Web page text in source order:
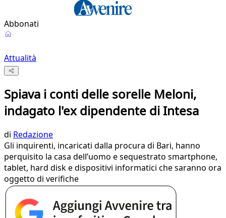
Abbonati
Attualità
Spiava i conti delle sorelle Meloni,
indagato l'ex dipendente di Intesa
di Redazione
Gli inquirenti, incaricati dalla procura di Bari, hanno
perquisito la casa dell’uomo e sequestrato smartphone,
tablet, hard disk e dispositivi informatici che saranno ora
oggetto di verifiche